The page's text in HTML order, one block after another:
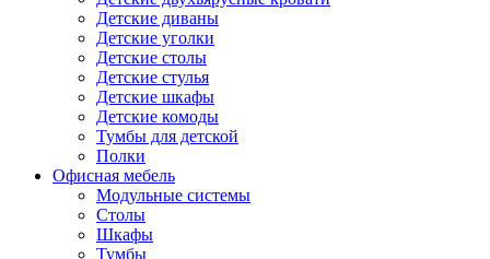
Детские диваны
Детские уголки
Детские столы
Детские стулья
Детские шкафы
Детские комоды
Тумбы для детской
Полки
Офисная мебель
Модульные системы
Столы
Шкафы
Тумбы